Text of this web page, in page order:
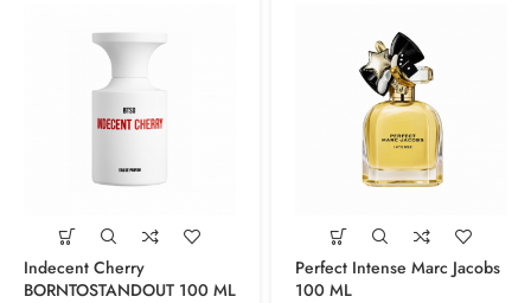
Indecent Cherry
BORNTOSTANDOUT 100 ML
Perfect Intense Marc Jacobs
100 ML